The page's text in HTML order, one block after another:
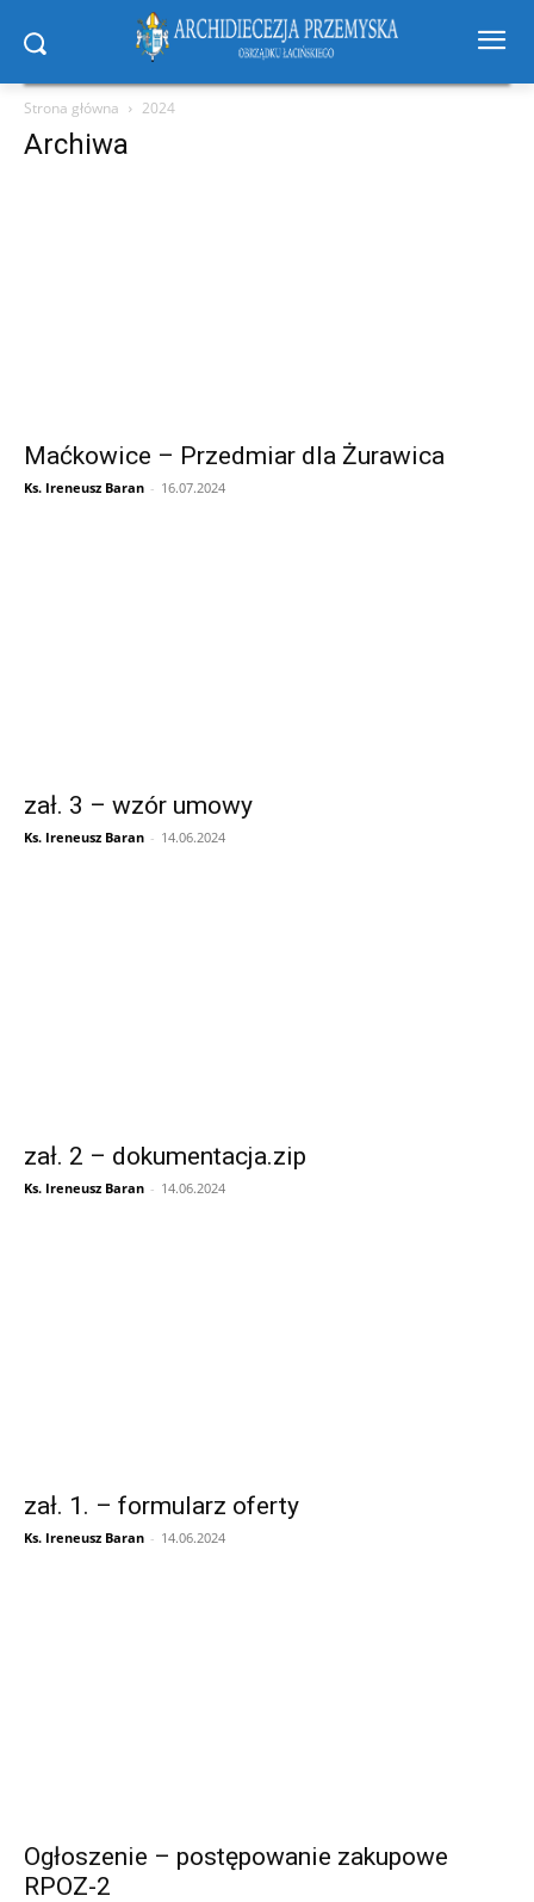
Strona główna 2024
Archiwa
Maćkowice – Przedmiar dla Żurawica
Ks. Ireneusz Baran - 16.07.2024
zał. 3 – wzór umowy
Ks. Ireneusz Baran - 14.06.2024
zał. 2 – dokumentacja.zip
Ks. Ireneusz Baran - 14.06.2024
zał. 1. – formularz oferty
Ks. Ireneusz Baran - 14.06.2024
Ogłoszenie – postępowanie zakupowe
RPOZ-2